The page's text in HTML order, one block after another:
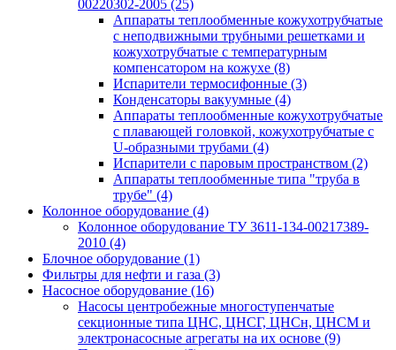
00220302-2005 (25)
Аппараты теплообменные кожухотрубчатые
с неподвижными трубными решетками и
кожухотрубчатые с температурным
компенсатором на кожухе (8)
Испарители термосифонные (3)
Конденсаторы вакуумные (4)
Аппараты теплообменные кожухотрубчатые
с плавающей головкой, кожухотрубчатые с
U-образными трубами (4)
Испарители с паровым пространством (2)
Аппараты теплообменные типа "труба в
трубе" (4)
Колонное оборудование (4)
Колонное оборудование ТУ 3611-134-00217389-
2010 (4)
Блочное оборудование (1)
Фильтры для нефти и газа (3)
Насосное оборудование (16)
Насосы центробежные многоступенчатые
секционные типа ЦНС, ЦНСГ, ЦНСн, ЦНСМ и
электронасосные агрегаты на их основе (9)